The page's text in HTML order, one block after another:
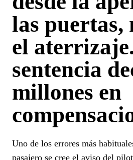
las puertas,
el
sentencia
millones en
Uno de los errores más
pasajero se cree el aviso del